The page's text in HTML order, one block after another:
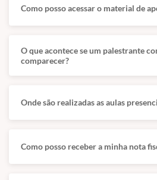
Como posso acessar o material de
O que acontece se um palestrante
comparecer?
Onde são realizadas as aulas
Como posso receber a minha nota